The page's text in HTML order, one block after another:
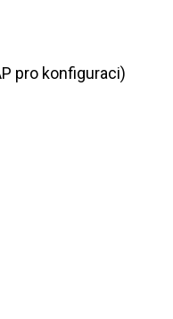
pro konfiguraci)